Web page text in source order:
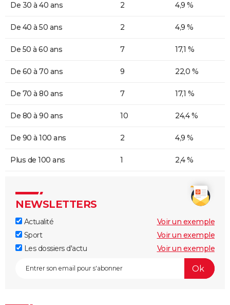
De 30 à 40 ans 2 4,9 %
De 40 à 50 ans 2 4,9 %
De 50 à 60 ans 7 17,1 %
De 60 à 70 ans 9 22,0 %
De 70 à 80 ans 7 17,1 %
De 80 à 90 ans 10 24,4 %
De 90 à 100 ans 2 4,9 %
Plus de 100 ans 1 2,4 %
NEWSLETTERS
Actualité
Voir un exemple
Sport
Voir un exemple
Les dossiers d'actu
Voir un exemple